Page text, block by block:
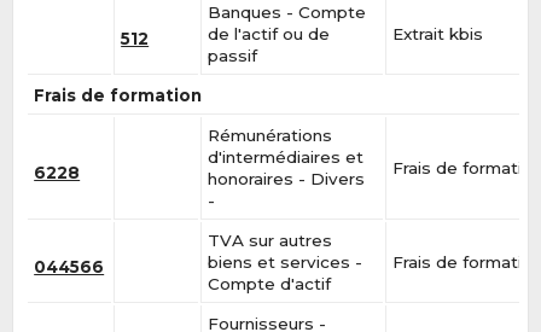
512
Banques - Compte
de l'actif ou de
passif
Extrait kbis
Frais de formation
6228
Rémunérations
d'intermédiaires et
honoraires - Divers
-
Frais de
044566
TVA sur autres
biens et services -
Compte d'actif
Frais de
Fournisseurs -